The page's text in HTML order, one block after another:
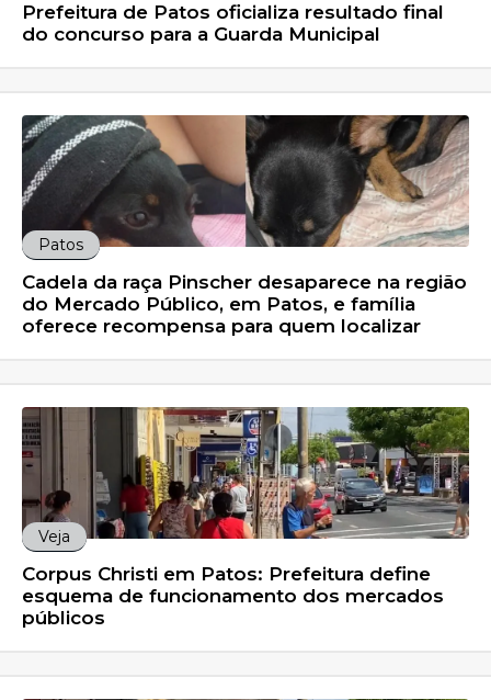
Prefeitura de Patos oficializa resultado final
do concurso para a Guarda Municipal
Patos
Cadela da raça Pinscher desaparece na região
do Mercado Público, em Patos, e família
oferece recompensa para quem localizar
Veja
Corpus Christi em Patos: Prefeitura define
esquema de funcionamento dos mercados
públicos